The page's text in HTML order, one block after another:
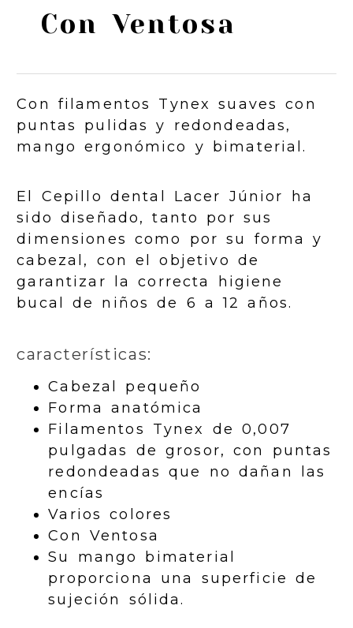
Con Ventosa
Con filamentos Tynex suaves con
puntas pulidas y redondeadas,
mango ergonómico y bimaterial.
El Cepillo dental Lacer Júnior ha
sido diseñado, tanto por sus
dimensiones como por su forma y
cabezal, con el objetivo de
garantizar la correcta higiene
bucal de niños de 6 a 12 años.
características:
Cabezal pequeño
Forma anatómica
Filamentos Tynex de 0,007
pulgadas de grosor, con puntas
redondeadas que no dañan las
encías
Varios colores
Con Ventosa
Su mango bimaterial
proporciona una superficie de
sujeción sólida.